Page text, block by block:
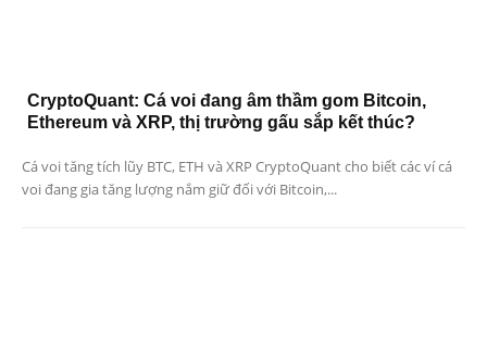
CryptoQuant: Cá voi đang âm thầm gom Bitcoin,
Ethereum và XRP, thị trường gấu sắp kết thúc?
Cá voi tăng tích lũy BTC, ETH và XRP CryptoQuant cho biết các ví cá
voi đang gia tăng lượng nắm giữ đối với Bitcoin,...